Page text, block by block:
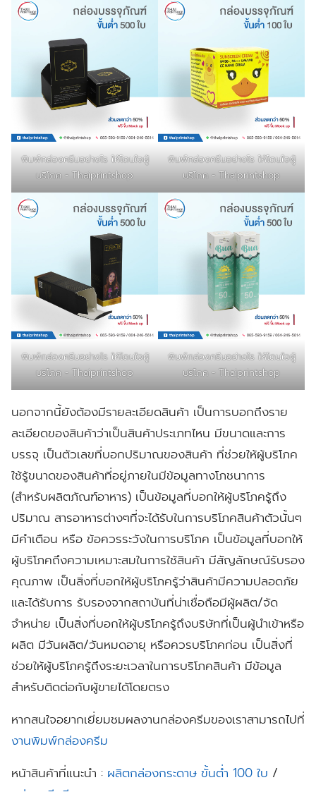
พิมพ์กล่องครีมอย่างไร ให้โดนใจผู้
บริโภค - Thaiprintshop
พิมพ์กล่องครีมอย่างไร ให้โดนใจผู้
บริโภค - Thaiprintshop
พิมพ์กล่องครีมอย่างไร ให้โดนใจผู้
บริโภค - Thaiprintshop
พิมพ์กล่องครีมอย่างไร ให้โดนใจผู้
บริโภค - Thaiprintshop
นอกจากนี้ยังต้องมีรายละเอียดสินค้า เป็นการบอกถึงราย
ละเอียดของสินค้าว่าเป็นสินค้าประเภทไหน มีขนาดและการ
บรรจุ เป็นตัวเลขที่บอกปริมาณของสินค้า ที่ช่วยให้ผู้บริโภค
ใช้รู้ขนาดของสินค้าที่อยู่ภายในมีข้อมูลทางโภชนาการ
(สำหรับผลิตภัณฑ์อาหาร) เป็นข้อมูลที่บอกให้ผู้บริโภครู้ถึง
ปริมาณ สารอาหารต่างๆที่จะได้รับในการบริโภคสินค้าตัวนั้นๆ
มีคำเตือน หรือ ข้อควรระวังในการบริโภค เป็นข้อมูลที่บอกให้
ผู้บริโภคถึงความเหมาะสมในการใช้สินค้า มีสัญลักษณ์รับรอง
คุณภาพ เป็นสิ่งที่บอกให้ผู้บริโภครู้ว่าสินค้ามีความปลอดภัย
และได้รับการ รับรองจากสถาบันที่น่าเชื่อถือมีผู้ผลิต/จัด
จำหน่าย เป็นสิ่งที่บอกให้ผู้บริโภครู้ถึงบริษัทที่เป็นผู้นำเข้าหรือ
ผลิต มีวันผลิต/วันหมดอายุ หรือควรบริโภคก่อน เป็นสิ่งที่
ช่วยให้ผู้บริโภครู้ถึงระยะเวลาในการบริโภคสินค้า มีข้อมูล
สำหรับติดต่อกับผู้ขายได้โดยตรง
หากสนใจอยากเยี่ยมชมผลงานกล่องครีมของเราสามารถไปที่
งานพิมพ์กล่องครีม
หน้าสินค้าที่แนะนำ : ผลิตกล่องกระดาษ ขั้นต่ำ 100 ใบ /